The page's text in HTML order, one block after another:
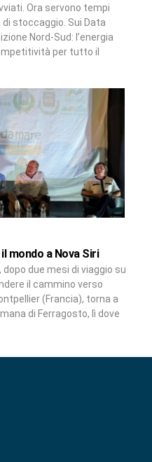
Ora servono tempi
stoccaggio. Sui Data
Nord-Sud: l’energia
per tutto il
mondo a Nova Siri
dopo due mesi di viaggio su
il cammino verso
(Francia), torna a
di Ferragosto, lì dove